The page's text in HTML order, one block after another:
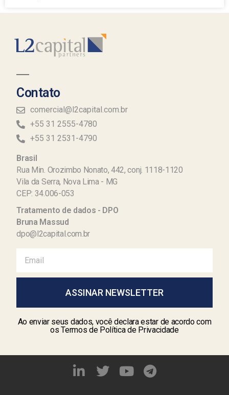
Contato
comercial@l2capital.com.br
+55 31 2555-4780
+55 31 2531-4790
Brasil
Rua Min. Orozimbo Nonato, 442, conj. 1118-1120
Vila da Serra, Nova Lima - MG
CEP: 34.006-053
Tratamento de dados - DPO
Bruna Massud
dpo@l2capital.com.br
ASSINAR NEWSLETTER
Ao enviar seus dados, você declara estar de acordo com
os Termos de Política de Privacidade